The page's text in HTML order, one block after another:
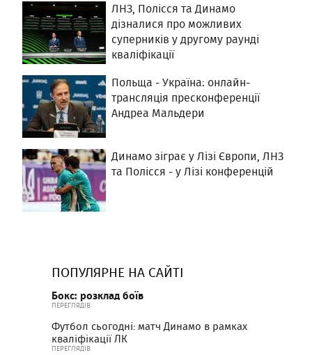
ЛНЗ, Полісся та Динамо
дізналися про можливих
суперників у другому раунді
кваліфікації
Польща - Україна: онлайн-
трансляція пресконференції
Андреа Мальдери
Динамо зіграє у Лізі Європи, ЛНЗ
та Полісся - у Лізі конференцій
ПОПУЛЯРНЕ НА САЙТІ
Бокс: розклад боїв
ПЕРЕГЛЯДІВ
Футбол сьогодні: матч Динамо в рамках
кваліфікації ЛК
ПЕРЕГЛЯДІВ